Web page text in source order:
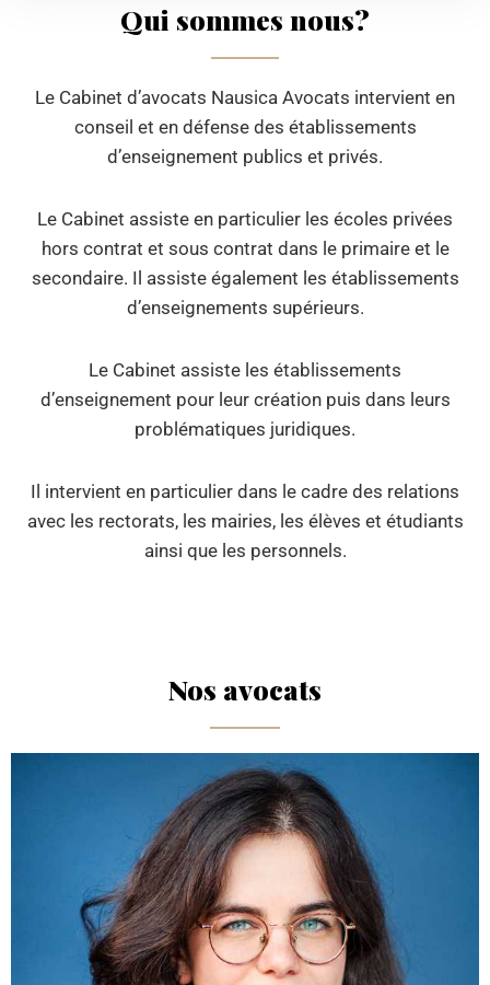
Qui sommes nous?
Le Cabinet d’avocats Nausica Avocats intervient en
conseil et en défense des établissements
d’enseignement publics et privés.
Le Cabinet assiste en particulier les écoles privées
hors contrat et sous contrat dans le primaire et le
secondaire. Il assiste également les établissements
d’enseignements supérieurs.
Le Cabinet assiste les établissements
d’enseignement pour leur création puis dans leurs
problématiques juridiques.
Il intervient en particulier dans le cadre des relations
avec les rectorats, les mairies, les élèves et étudiants
ainsi que les personnels.
Nos avocats